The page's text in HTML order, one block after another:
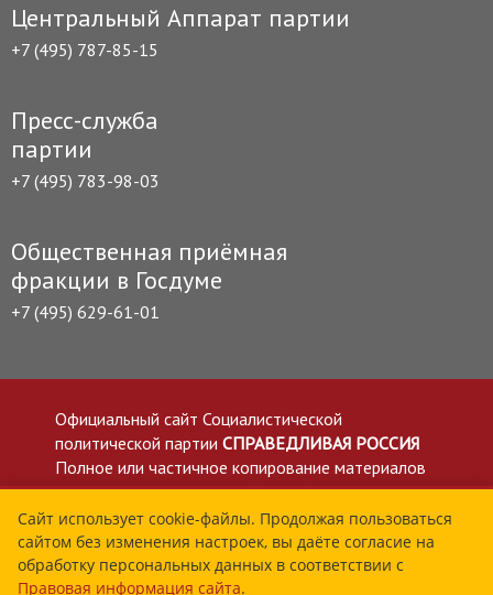
Центральный Аппарат партии
+7 (495) 787-85-15
Пресс-служба
партии
+7 (495) 783-98-03
Общественная приёмная
фракции в Госдуме
+7 (495) 629-61-01
Официальный сайт Социалистической
политической партии СПРАВЕДЛИВАЯ РОССИЯ
Полное или частичное копирование материалов
приветствуется со ссылкой на сайт spravedlivo.ru
Политика в отношении обработки персональных
данных
Все материалы сайта spravedlivo.ru доступны по
Сайт использует cookie-файлы. Продолжая пользоваться
сайтом без изменения настроек, вы даёте согласие на
обработку персональных данных в соответствии с
Правовая информация сайта.